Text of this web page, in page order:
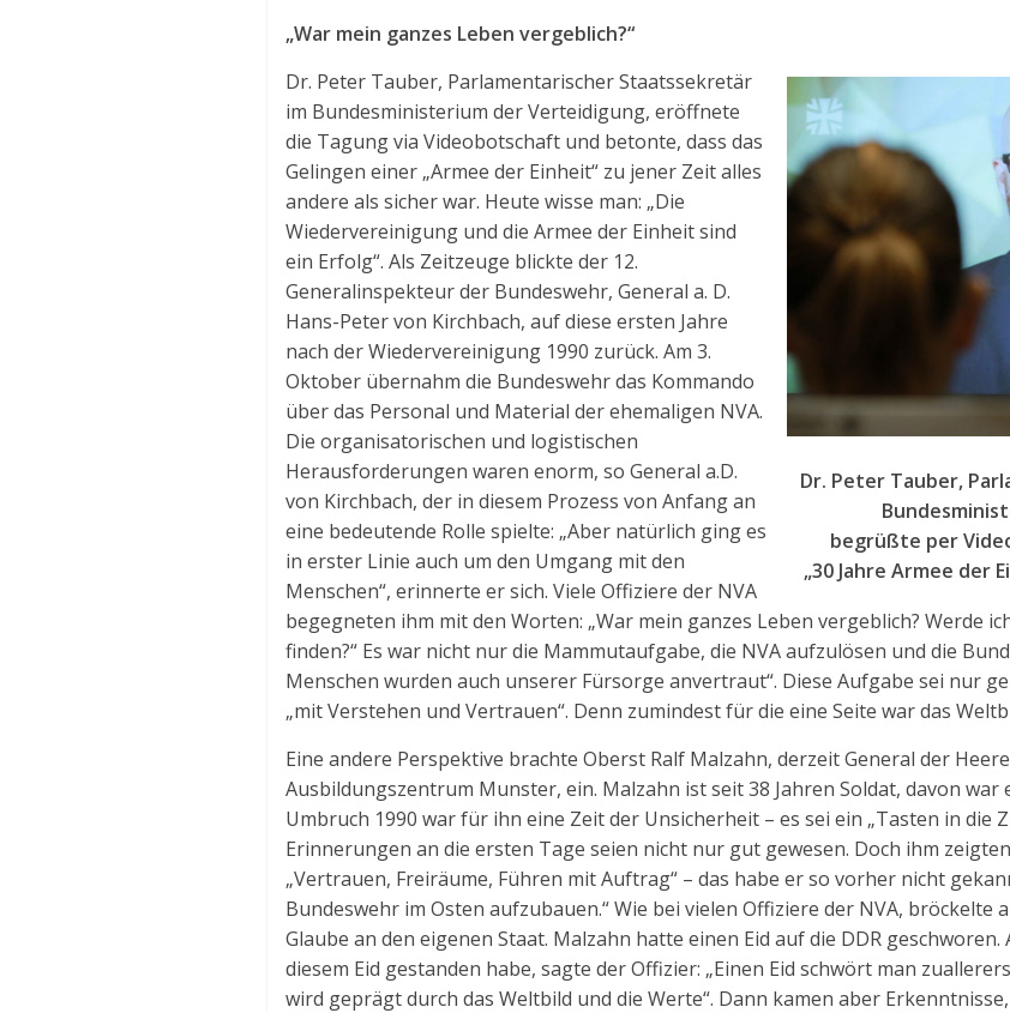
„War mein ganzes Leben vergeblich?“
Dr. Peter Tauber,
begrüßte per
„30 Jahre Armee der
Dr. Peter Tauber, Parlamentarischer Staatssekretär
im Bundesministerium der Verteidigung, eröffnete
die Tagung via Videobotschaft und betonte, dass das
Gelingen einer „Armee der Einheit“ zu jener Zeit alles
andere als sicher war. Heute wisse man: „Die
Wiedervereinigung und die Armee der Einheit sind
ein Erfolg“. Als Zeitzeuge blickte der 12.
Generalinspekteur der Bundeswehr, General a. D.
Hans-Peter von Kirchbach, auf diese ersten Jahre
nach der Wiedervereinigung 1990 zurück. Am 3.
Oktober übernahm die Bundeswehr das Kommando
über das Personal und Material der ehemaligen NVA.
Die organisatorischen und logistischen
Herausforderungen waren enorm, so General a.D.
von Kirchbach, der in diesem Prozess von Anfang an
eine bedeutende Rolle spielte: „Aber natürlich ging es
in erster Linie auch um den Umgang mit den
Menschen“, erinnerte er sich. Viele Offiziere der NVA
begegneten ihm mit den Worten: „War mein ganzes Leben vergeblich? Werde
finden?“ Es war nicht nur die Mammutaufgabe, die NVA aufzulösen und die
Menschen wurden auch unserer Fürsorge anvertraut“. Diese Aufgabe sei nur
„mit Verstehen und Vertrauen“. Denn zumindest für die eine Seite war das
Eine andere Perspektive brachte Oberst Ralf Malzahn, derzeit General der
Ausbildungszentrum Munster, ein. Malzahn ist seit 38 Jahren Soldat, davon war
Umbruch 1990 war für ihn eine Zeit der Unsicherheit – es sei ein „Tasten in die
Erinnerungen an die ersten Tage seien nicht nur gut gewesen. Doch ihm
„Vertrauen, Freiräume, Führen mit Auftrag“ – das habe er so vorher nicht
Bundeswehr im Osten aufzubauen.“ Wie bei vielen Offiziere der NVA, bröckelte
Glaube an den eigenen Staat. Malzahn hatte einen Eid auf die DDR geschworen.
diesem Eid gestanden habe, sagte der Offizier: „Einen Eid schwört man
wird geprägt durch das Weltbild und die Werte“. Dann kamen aber